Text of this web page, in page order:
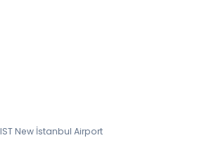
New İstanbul Airport